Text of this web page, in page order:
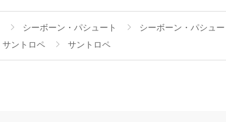
シーボーン・パシュート
シーボーン・パシュ
サントロペ サントロペ